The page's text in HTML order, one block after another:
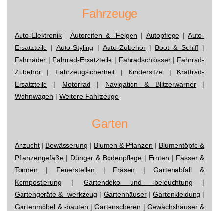
Fahrzeuge
Auto-Elektronik | Autoreifen & -Felgen | Autopflege| Auto-
Ersatzteile | Auto-Styling | Auto-Zubehör| Boot & Schiff |
Fahrräder | Fahrrad-Ersatzteile | Fahradschlösser| Fahrrad-
Zubehör | Fahrzeugsicherheit| Kindersitze | Kraftrad-
Ersatzteile | Motorrad | Navigation & Blitzerwarner|
Wohnwagen | Weitere Fahrzeuge
Garten
Anzucht | Bewässerung | Blumen & Pflanzen | Blumentöpfe &
Pflanzengefäße | Dünger & Bodenpflege | Ernten | Fässer &
Tonnen | Feuerstellen | Fräsen |Gartenabfall &
Kompostierung | Gartendeko und -beleuchtung |
Gartengeräte & -werkzeug | Gartenhäuser| Gartenkleidung |
Gartenmöbel & -bauten |Gartenscheren |Gewächshäuser &